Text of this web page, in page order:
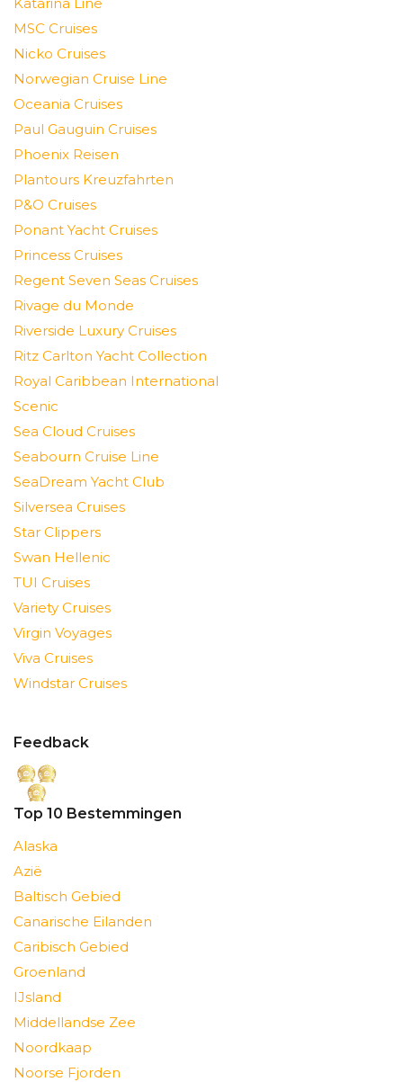
MSC Cruises
Nicko Cruises
Norwegian Cruise Line
Oceania Cruises
Paul Gauguin Cruises
Phoenix Reisen
Plantours Kreuzfahrten
P&O Cruises
Ponant Yacht Cruises
Princess Cruises
Regent Seven Seas Cruises
Rivage du Monde
Riverside Luxury Cruises
Ritz Carlton Yacht Collection
Royal Caribbean International
Scenic
Sea Cloud Cruises
Seabourn Cruise Line
SeaDream Yacht Club
Silversea Cruises
Star Clippers
Swan Hellenic
TUI Cruises
Variety Cruises
Virgin Voyages
Viva Cruises
Windstar Cruises
Feedback
Top 10 Bestemmingen
Alaska
Azië
Baltisch Gebied
Canarische Eilanden
Caribisch Gebied
Groenland
IJsland
Middellandse Zee
Noordkaap
Noorse Fjorden